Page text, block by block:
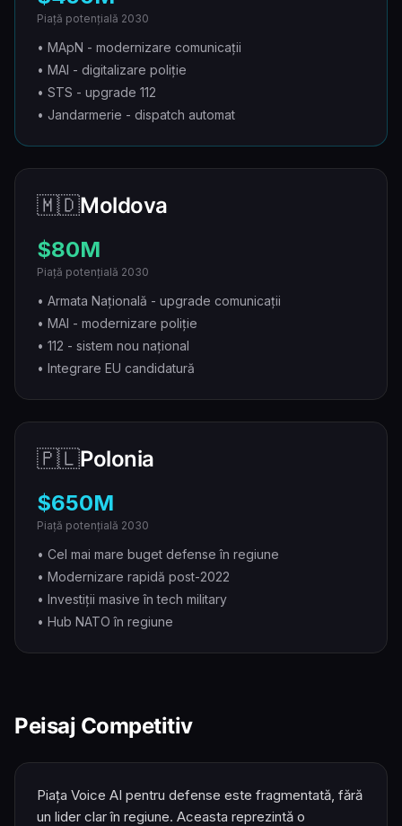
Piață potențială 2030
• MApN - modernizare comunicații
• MAI - digitalizare poliție
• STS - upgrade 112
• Jandarmerie - dispatch automat
🇲🇩Moldova
$80M
Piață potențială 2030
• Armata Națională - upgrade comunicații
• MAI - modernizare poliție
• 112 - sistem nou național
• Integrare EU candidatură
🇵🇱Polonia
$650M
Piață potențială 2030
• Cel mai mare buget defense în regiune
• Modernizare rapidă post-2022
• Investiții masive în tech military
• Hub NATO în regiune
Peisaj Competitiv
Piața Voice AI pentru defense este fragmentată, fără
un lider clar în regiune. Aceasta reprezintă o